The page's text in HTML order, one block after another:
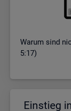
Warum sind
5:17)
Ein­stieg